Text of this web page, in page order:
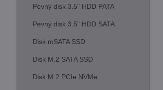
Pevný disk 3.5" HDD PATA
Pevný disk 3.5" HDD SATA
Disk mSATA SSD
Disk M.2 SATA SSD
Disk M.2 PCIe NVMe